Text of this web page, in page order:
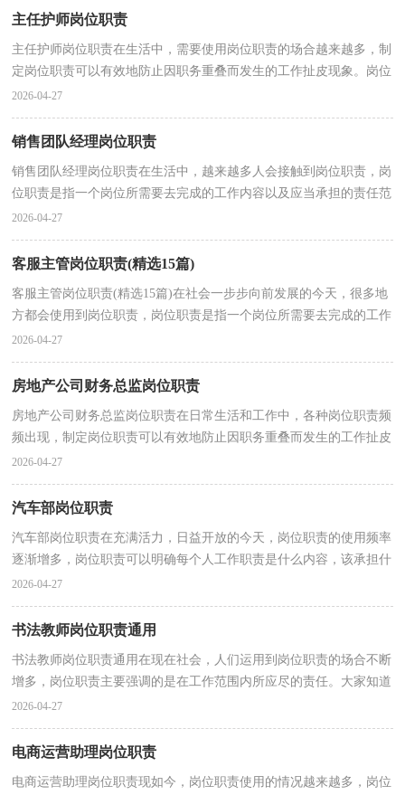
主任护师岗位职责
主任护师岗位职责在生活中，需要使用岗位职责的场合越来越多，制
定岗位职责可以有效地防止因职务重叠而发生的工作扯皮现象。岗位
职责到底怎么制定才合适呢？以下是小编精心整理的...
2026-04-27
销售团队经理岗位职责
销售团队经理岗位职责在生活中，越来越多人会接触到岗位职责，岗
位职责是指一个岗位所需要去完成的工作内容以及应当承担的责任范
围，职责是职务与责任的统一，由授权范围和相应的责...
2026-04-27
客服主管岗位职责(精选15篇)
客服主管岗位职责(精选15篇)在社会一步步向前发展的今天，很多地
方都会使用到岗位职责，岗位职责是指一个岗位所需要去完成的工作
内容以及应当承担的责任范围，职责是职务与责任的...
2026-04-27
房地产公司财务总监岗位职责
房地产公司财务总监岗位职责在日常生活和工作中，各种岗位职责频
频出现，制定岗位职责可以有效地防止因职务重叠而发生的工作扯皮
现象。制定岗位职责需要注意哪些问题呢？以下是小...
2026-04-27
汽车部岗位职责
汽车部岗位职责在充满活力，日益开放的今天，岗位职责的使用频率
逐渐增多，岗位职责可以明确每个人工作职责是什么内容，该承担什
么样的工作、担当什么样的责任、如何更好的去做、什...
2026-04-27
书法教师岗位职责通用
书法教师岗位职责通用在现在社会，人们运用到岗位职责的场合不断
增多，岗位职责主要强调的是在工作范围内所应尽的责任。大家知道
岗位职责的格式吗？下面是小编为大家收集的书法教...
2026-04-27
电商运营助理岗位职责
电商运营助理岗位职责现如今，岗位职责使用的情况越来越多，岗位